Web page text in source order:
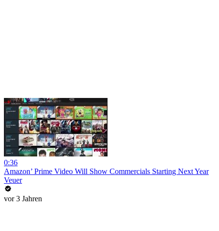
0:36
Amazon’ Prime Video Will Show Commercials Starting Next Year
Veuer
vor 3 Jahren